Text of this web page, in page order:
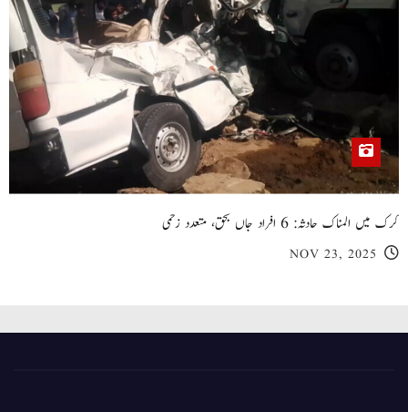
کرک میں المناک حادثہ: 6 افراد جاں بحق، متعدد زخمی
NOV 23, 2025